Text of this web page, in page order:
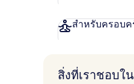
สำหรับครอบค
สิ่งที่เราชอบใ